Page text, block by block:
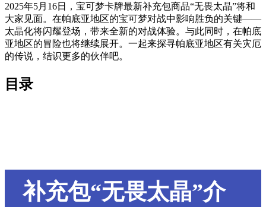
2025年5月16日，宝可梦卡牌最新补充包商品“无畏太晶”将和
大家见面。在帕底亚地区的宝可梦对战中影响胜负的关键——
太晶化将闪耀登场，带来全新的对战体验。与此同时，在帕底
亚地区的冒险也将继续展开。一起来探寻帕底亚地区有关灾厄
的传说，结识更多的伙伴吧。
目录
补充包“无畏太晶”介